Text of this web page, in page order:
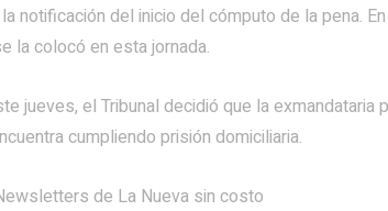
notificación del inicio del cómputo de la pena.
la colocó en esta jornada.
jueves, el Tribunal decidió que la
cumpliendo prisión domiciliaria.
de La Nueva sin costo